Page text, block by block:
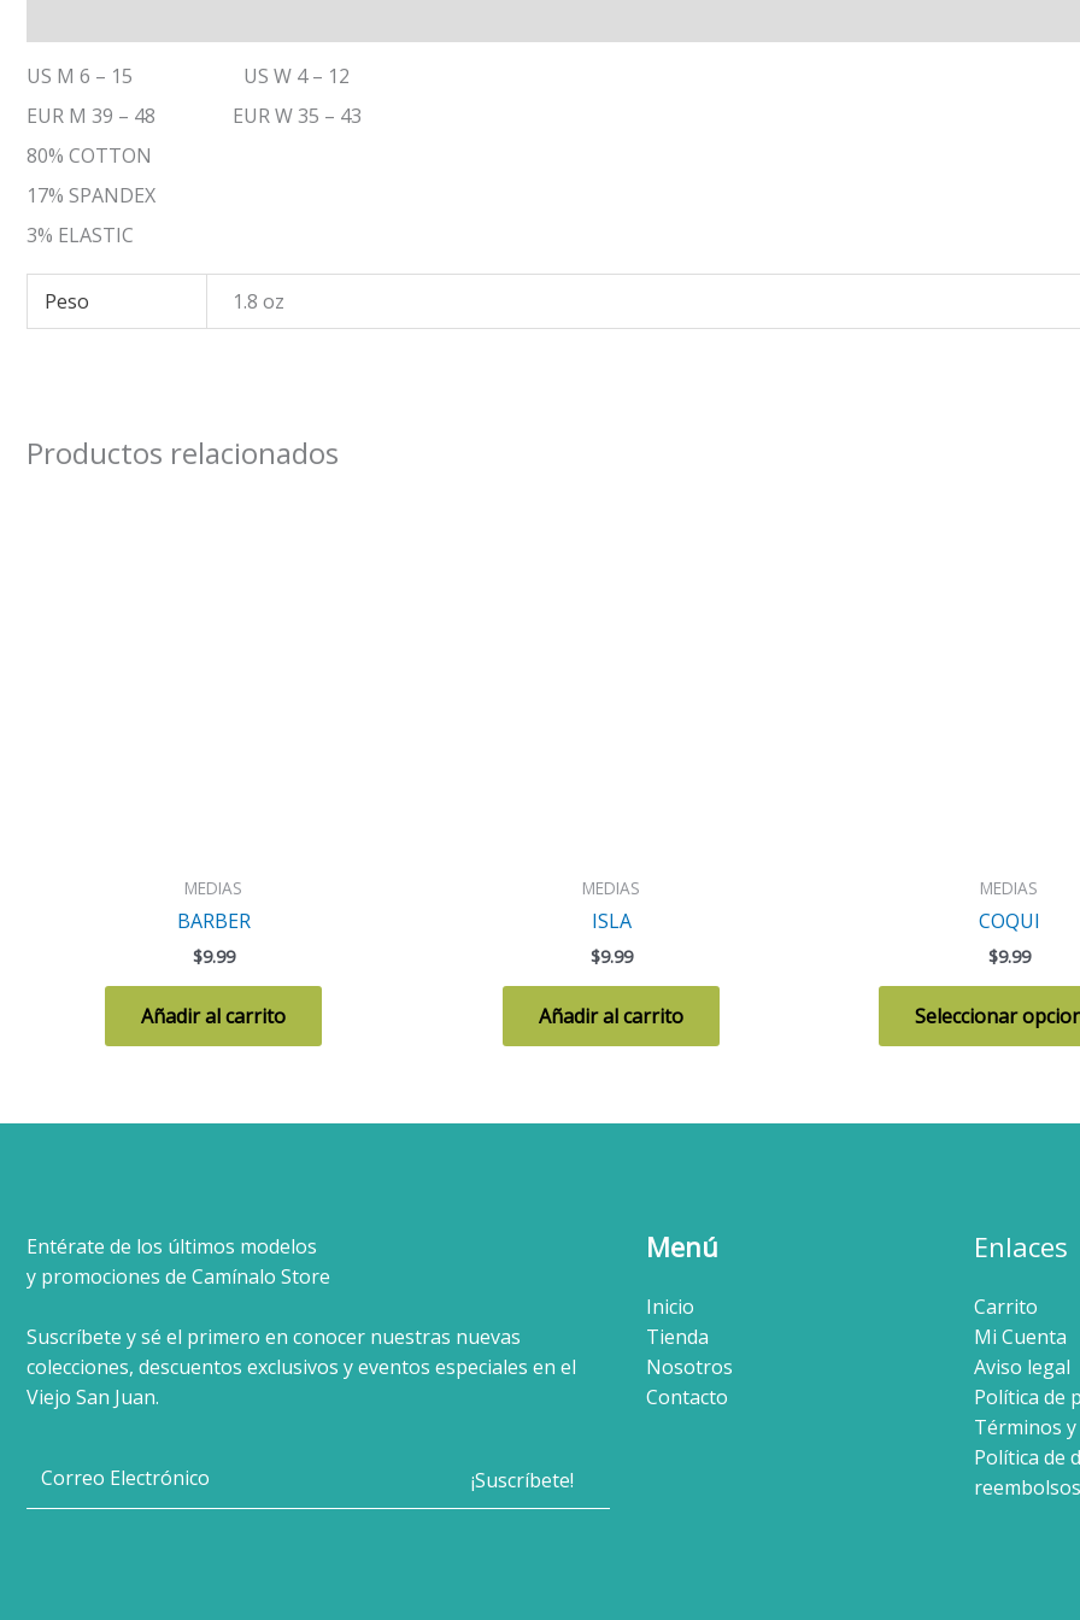
US M 6 – 15 US W 4 – 12
EUR M 39 – 48 EUR W 35 – 43
80% COTTON
17% SPANDEX
3% ELASTIC
Peso 1.8 oz
Productos relacionados
MEDIAS
BARBER
$9.99
Añadir al carrito
MEDIAS
ISLA
$9.99
Añadir al carrito
MEDIAS
COQUI
$9.99
Seleccionar
Entérate de los últimos modelos
y promociones de Camínalo Store
Suscríbete y sé el primero en conocer nuestras nuevas
colecciones, descuentos exclusivos y eventos especiales en el
Viejo San Juan.
Menú
Inicio
Tienda
Nosotros
Contacto
Enlaces
Carrito
Mi Cuenta
Aviso legal
Política de
Términos
Política de
reembolsos